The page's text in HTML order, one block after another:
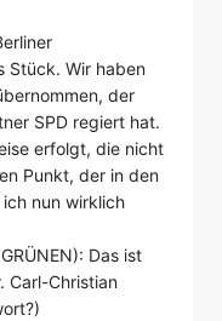
Stück. Wir haben
der
SPD regiert hat.
erfolgt, die nicht
Punkt, der in den
nun wirklich
Das ist
Carl-Christian